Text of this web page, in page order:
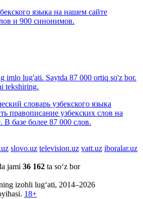
языка на нашем сайте
и 900 синонимов.
lug'ati. Saytda 87 000 ortiq so'z bor.
tekshiring.
словарь узбекского языка
правописание узбекских слов на
базе более 87 000 слов.
slovo.uz television.uz vatt.uz iboralar.uz
jami 36 162 ta so‘z bor
izohli lug‘ati, 2014–2026
18+